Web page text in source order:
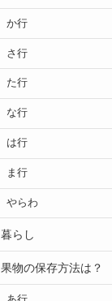
か行
さ行
た行
な行
は行
ま行
やらわ
暮らし
果物の保存方法は？